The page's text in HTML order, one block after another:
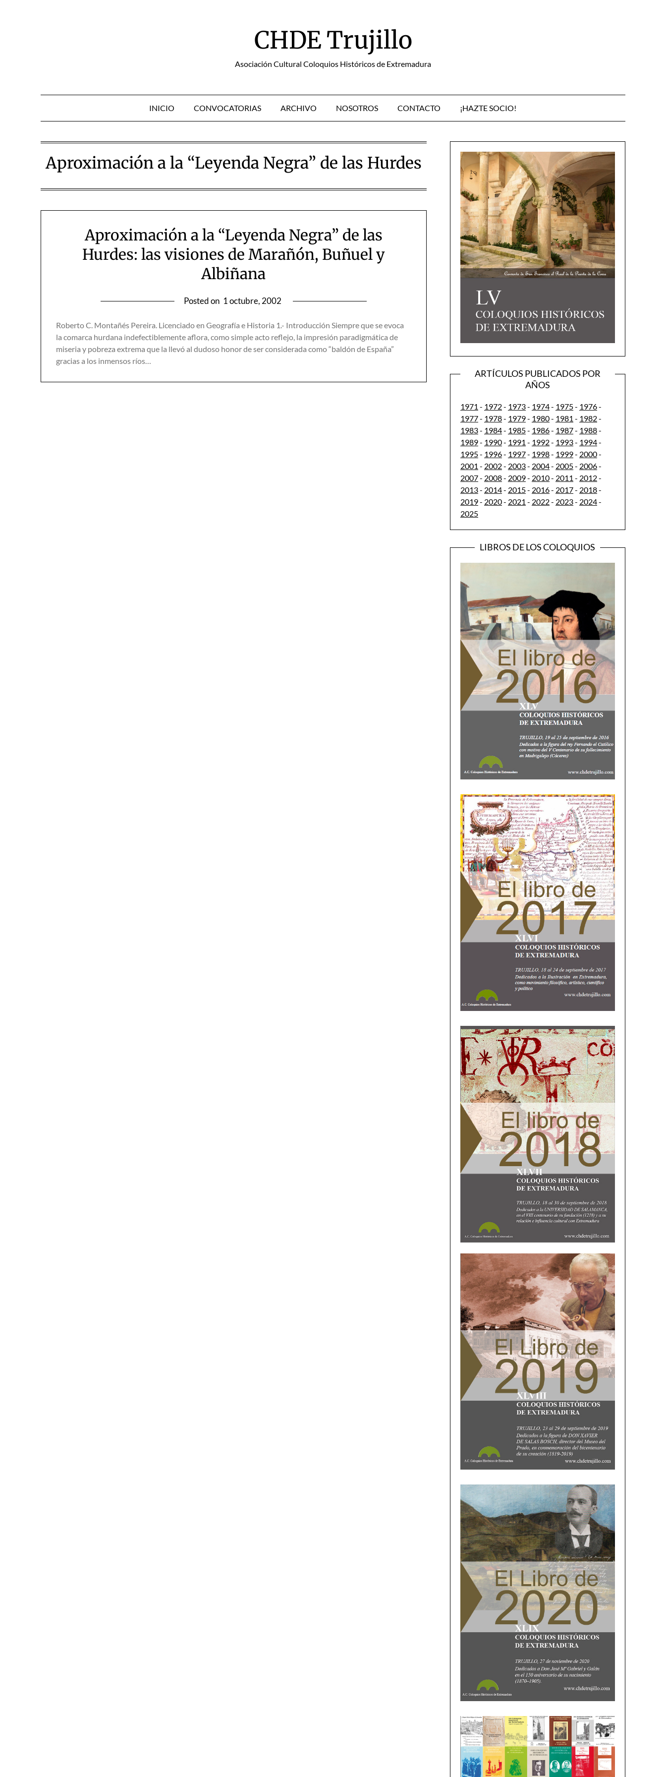
CHDE Trujillo
Asociación Cultural Coloquios Históricos de Extremadura
INICIO CONVOCATORIAS ARCHIVO NOSOTROS CONTACTO ¡HAZTE SOCIO!
Aproximación a la “Leyenda Negra” de las Hurdes
Aproximación a la “Leyenda Negra” de las
Hurdes: las visiones de Marañón, Buñuel y
Albiñana
Posted on 1 octubre, 2002
Roberto C. Montañés Pereira. Licenciado en Geografía e Historia 1.- Introducción Siempre que se evoca
la comarca hurdana indefectiblemente aflora, como simple acto reflejo, la impresión paradigmática de
miseria y pobreza extrema que la llevó al dudoso honor de ser considerada como “baldón de España”
gracias a los inmensos ríos…
ARTÍCULOS PUBLICADOS POR
AÑOS
1971 - 1972- 1973- 1974- 1975- 1976-
1977- 1978- 1979- 1980- 1981 - 1982-
1983- 1984- 1985- 1986- 1987- 1988-
1989- 1990- 1991 - 1992- 1993- 1994-
1995- 1996- 1997- 1998- 1999- 2000-
2001 - 2002- 2003- 2004- 2005- 2006-
2007- 2008- 2009- 2010- 2011 - 2012-
2013- 2014- 2015- 2016- 2017- 2018-
2019- 2020- 2021 - 2022- 2023- 2024-
2025
LIBROS DE LOS COLOQUIOS